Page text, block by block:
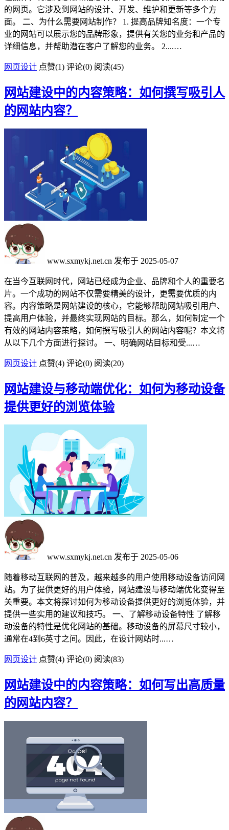
的网页。它涉及到网站的设计、开发、维护和更新等多个方
面。 二、为什么需要网站制作？ 1. 提高品牌知名度：一个专
业的网站可以展示您的品牌形象，提供有关您的业务和产品的
详细信息，并帮助潜在客户了解您的业务。 2....…
网页设计 点赞(1) 评论(0) 阅读(45)
网站建设中的内容策略：如何撰写吸引人
的网站内容？
www.sxmykj.net.cn 发布于 2025-05-07
在当今互联网时代，网站已经成为企业、品牌和个人的重要名
片。一个成功的网站不仅需要精美的设计，更需要优质的内
容。内容策略是网站建设的核心，它能够帮助网站吸引用户、
提高用户体验，并最终实现网站的目标。那么，如何制定一个
有效的网站内容策略，如何撰写吸引人的网站内容呢？本文将
从以下几个方面进行探讨。 一、明确网站目标和受...…
网页设计 点赞(4) 评论(0) 阅读(20)
网站建设与移动端优化：如何为移动设备
提供更好的浏览体验
www.sxmykj.net.cn 发布于 2025-05-06
随着移动互联网的普及，越来越多的用户使用移动设备访问网
站。为了提供更好的用户体验，网站建设与移动端优化变得至
关重要。本文将探讨如何为移动设备提供更好的浏览体验，并
提供一些实用的建议和技巧。 一、了解移动设备特性 了解移
动设备的特性是优化网站的基础。移动设备的屏幕尺寸较小，
通常在4到6英寸之间。因此，在设计网站时...…
网页设计 点赞(4) 评论(0) 阅读(83)
网站建设中的内容策略：如何写出高质量
的网站内容？